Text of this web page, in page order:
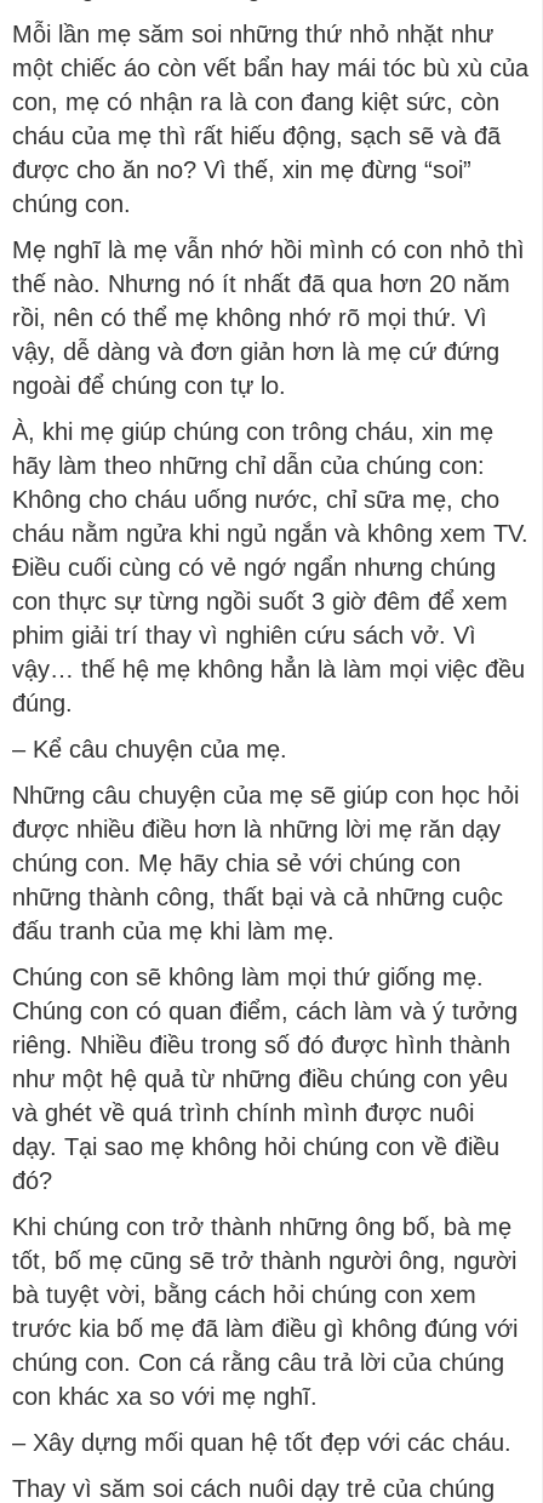
Mỗi lần mẹ săm soi những thứ nhỏ nhặt như
một chiếc áo còn vết bẩn hay mái tóc bù xù của
con, mẹ có nhận ra là con đang kiệt sức, còn
cháu của mẹ thì rất hiếu động, sạch sẽ và đã
được cho ăn no? Vì thế, xin mẹ đừng “soi”
chúng con.
Mẹ nghĩ là mẹ vẫn nhớ hồi mình có con nhỏ thì
thế nào. Nhưng nó ít nhất đã qua hơn 20 năm
rồi, nên có thể mẹ không nhớ rõ mọi thứ. Vì
vậy, dễ dàng và đơn giản hơn là mẹ cứ đứng
ngoài để chúng con tự lo.
À, khi mẹ giúp chúng con trông cháu, xin mẹ
hãy làm theo những chỉ dẫn của chúng con:
Không cho cháu uống nước, chỉ sữa mẹ, cho
cháu nằm ngửa khi ngủ ngắn và không xem TV.
Điều cuối cùng có vẻ ngớ ngẩn nhưng chúng
con thực sự từng ngồi suốt 3 giờ đêm để xem
phim giải trí thay vì nghiên cứu sách vở. Vì
vậy… thế hệ mẹ không hẳn là làm mọi việc đều
đúng.
– Kể câu chuyện của mẹ.
Những câu chuyện của mẹ sẽ giúp con học hỏi
được nhiều điều hơn là những lời mẹ răn dạy
chúng con. Mẹ hãy chia sẻ với chúng con
những thành công, thất bại và cả những cuộc
đấu tranh của mẹ khi làm mẹ.
Chúng con sẽ không làm mọi thứ giống mẹ.
Chúng con có quan điểm, cách làm và ý tưởng
riêng. Nhiều điều trong số đó được hình thành
như một hệ quả từ những điều chúng con yêu
và ghét về quá trình chính mình được nuôi
dạy. Tại sao mẹ không hỏi chúng con về điều
đó?
Khi chúng con trở thành những ông bố, bà mẹ
tốt, bố mẹ cũng sẽ trở thành người ông, người
bà tuyệt vời, bằng cách hỏi chúng con xem
trước kia bố mẹ đã làm điều gì không đúng với
chúng con. Con cá rằng câu trả lời của chúng
con khác xa so với mẹ nghĩ.
– Xây dựng mối quan hệ tốt đẹp với các cháu.
Thay vì săm soi cách nuôi dạy trẻ của chúng